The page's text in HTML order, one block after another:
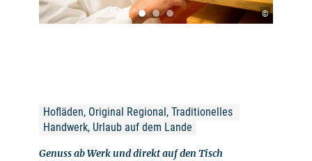
©
Hofläden, Original Regional, Traditionelles
Handwerk, Urlaub auf dem Lande
Genuss ab Werk und direkt auf den Tisch